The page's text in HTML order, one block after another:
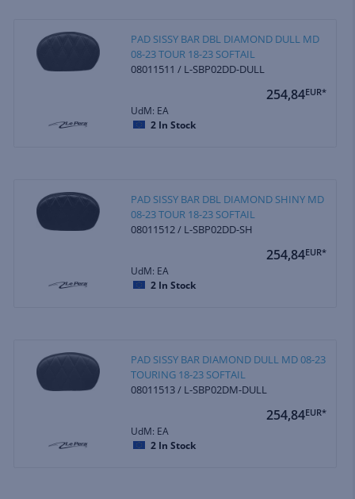
PAD SISSY BAR DBL DIAMOND DULL MD
08-23 TOUR 18-23 SOFTAIL
08011511 / L-SBP02DD-DULL
254,84EUR*
UdM: EA
2 In Stock
PAD SISSY BAR DBL DIAMOND SHINY MD
08-23 TOUR 18-23 SOFTAIL
08011512 / L-SBP02DD-SH
254,84EUR*
UdM: EA
2 In Stock
PAD SISSY BAR DIAMOND DULL MD 08-23
TOURING 18-23 SOFTAIL
08011513 / L-SBP02DM-DULL
254,84EUR*
UdM: EA
2 In Stock